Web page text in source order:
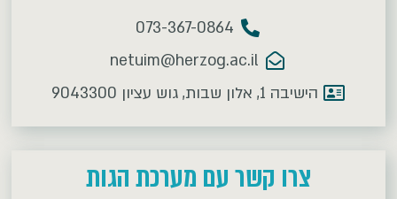
073-367-0864
netuim@herzog.ac.il
הישיבה 1, אלון שבות, גוש עציון 9043300
צרו קשר עם מערכת הגות